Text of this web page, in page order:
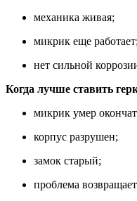
механика живая;
микрик еще работает;
нет сильной
Когда лучше ставить
микрик умер
корпус разрушен;
замок старый;
проблема